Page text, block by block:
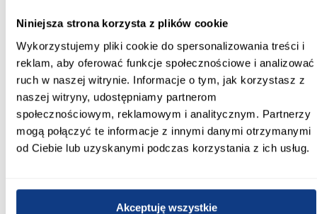
Niniejsza strona korzysta z plików cookie
Wykorzystujemy pliki cookie do spersonalizowania treści i
reklam, aby oferować funkcje społecznościowe i analizować
ruch w naszej witrynie. Informacje o tym, jak korzystasz z
naszej witryny, udostępniamy partnerom
społecznościowym, reklamowym i analitycznym. Partnerzy
mogą połączyć te informacje z innymi danymi otrzymanymi
od Ciebie lub uzyskanymi podczas korzystania z ich usług.
Akceptuję wszystkie
Kolor frontów:
Kolor korpusu:
biały
Wybarwienie:
białe